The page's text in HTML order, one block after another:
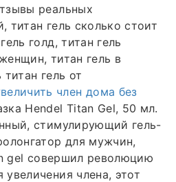
реальных
титан гель сколько стоит
голд, титан гель
титан гель в
титан гель от
член дома без
Hendel Titan Gel, 50 мл.
стимулирующий гель-
для мужчин,
gel совершил революцию
члена, этот